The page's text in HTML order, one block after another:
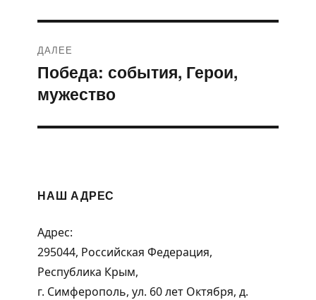
ДАЛЕЕ
Следующая
запись:
Победа: события, Герои,
мужество
НАШ АДРЕС
Адрес:
295044, Российская Федерация,
Республика Крым,
г. Симферополь, ул. 60 лет Октября, д.